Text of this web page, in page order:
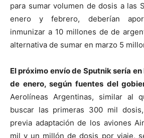
para sumar volumen de dosis a las
enero y febrero, deberían
inmunizar a 10 millones de de
alternativa de sumar en marzo 5
El próximo envío de Sputnik sería
de enero, según fuentes del
Aerolíneas Argentinas, similar al
buscar las primeras 300 mil
previa adaptación de los aviones
mil y un millón de dosis por viaje,